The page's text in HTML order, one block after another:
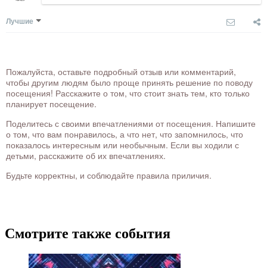
Лучшие
Пожалуйста, оставьте подробный отзыв или комментарий,
чтобы другим людям было проще принять решение по поводу
посещения! Расскажите о том, что стоит знать тем, кто только
планирует посещение.
Поделитесь с своими впечатлениями от посещения. Напишите
о том, что вам понравилось, а что нет, что запомнилось, что
показалось интересным или необычным. Если вы ходили с
детьми, расскажите об их впечатлениях.
Будьте корректны, и соблюдайте правила приличия.
Смотрите также события